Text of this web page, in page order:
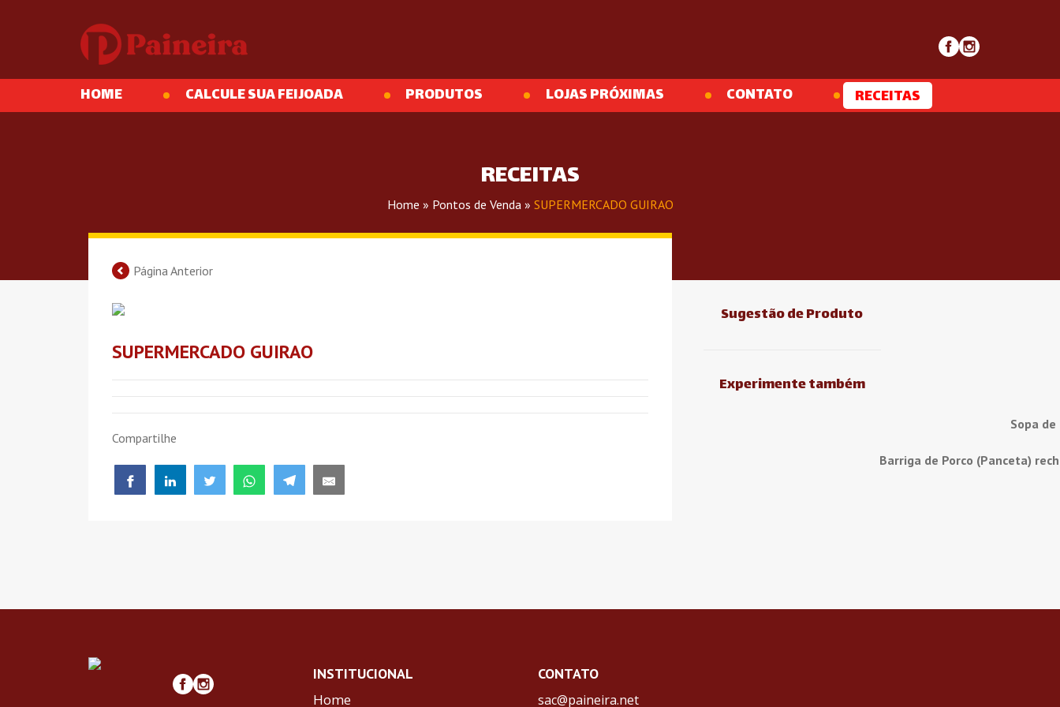
HOME CALCULE SUA FEIJOADA PRODUTOS LOJAS PRÓXIMAS CONTATO RECEITAS
RECEITAS
Home » Pontos de Venda » SUPERMERCADO GUIRAO
Página Anterior
SUPERMERCADO GUIRAO
Compartilhe
Sugestão de Produto
Experimente também
Sopa
Barriga de Porco (Panceta)
INSTITUCIONAL
Home
CONTATO
sac@paineira.net